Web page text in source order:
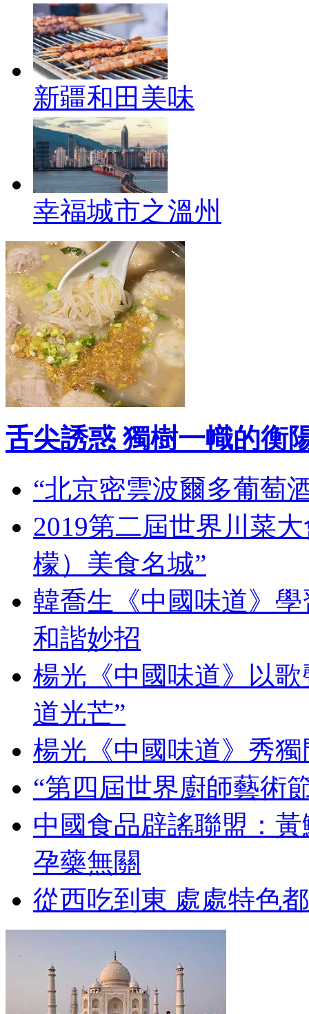
新疆和田美味
幸福城市之溫州
舌尖誘惑 獨樹一幟的衡
“北京密雲波爾多葡萄
2019第二屆世界川菜
檬）美食名城”
韓喬生《中國味道》
和諧妙招
楊光《中國味道》以
道光芒”
楊光《中國味道》秀
“第四屆世界廚師藝術
中國食品辟謠聯盟：
孕藥無關
從西吃到東 處處特色